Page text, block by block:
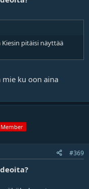
Kiesin pitäisi näyttää
mie ku oon aina
#369